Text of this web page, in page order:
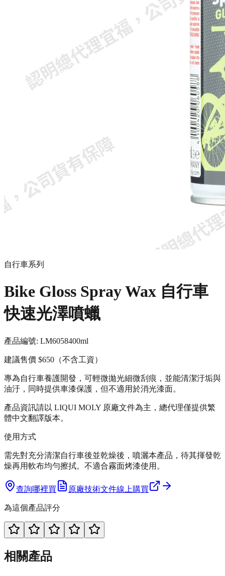
自行車系列
Bike Gloss Spray Wax 自行車
快速光澤噴蠟
產品編號: LM6058400ml
建議售價 $650 （不含工資）
專為自行車養護開發，可輕微拋光細微刮痕，並能清潔汙垢與
油汙，同時提供車漆保護，但不適用於消光漆面。
產品資訊請以 LIQUI MOLY 原廠文件為主，總代理僅提供繁
體中文翻譯版本。
使用方式
需先對充分清潔自行車後並乾燥後，噴灑本產品，待其揮發乾
燥再用軟布均勻擦拭。不適合霧面烤漆使用。
查詢哪裡買 原廠技術文件線上購買
為這個產品評分
相關產品